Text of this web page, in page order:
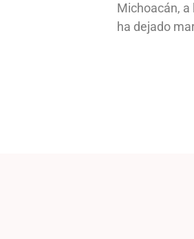
Michoacán,
ha dejado